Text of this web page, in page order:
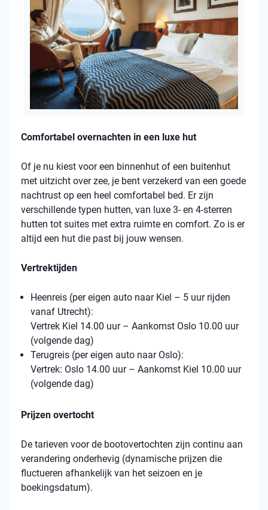
Comfortabel overnachten in een luxe hut
Of je nu kiest voor een binnenhut of een buitenhut
met uitzicht over zee, je bent verzekerd van een goede
nachtrust op een heel comfortabel bed. Er zijn
verschillende typen hutten, van luxe 3- en 4-sterren
hutten tot suites met extra ruimte en comfort. Zo is er
altijd een hut die past bij jouw wensen.
Vertrektijden
Heenreis (per eigen auto naar Kiel – 5 uur rijden
vanaf Utrecht):
Vertrek Kiel 14.00 uur – Aankomst Oslo 10.00 uur
(volgende dag)
Terugreis (per eigen auto naar Oslo):
Vertrek: Oslo 14.00 uur – Aankomst Kiel 10.00 uur
(volgende dag)
Prijzen overtocht
De tarieven voor de bootovertochten zijn continu aan
verandering onderhevig (dynamische prijzen die
fluctueren afhankelijk van het seizoen en je
boekingsdatum).